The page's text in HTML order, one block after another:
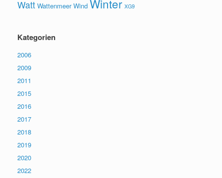
Watt Wattenmeer Wind Winter XG9
Kategorien
2006
2009
2011
2015
2016
2017
2018
2019
2020
2022